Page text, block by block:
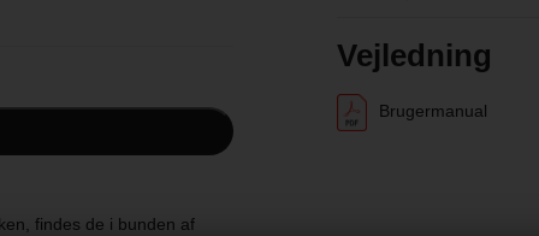
findes de i bunden af
Vejledning
Brugermanual